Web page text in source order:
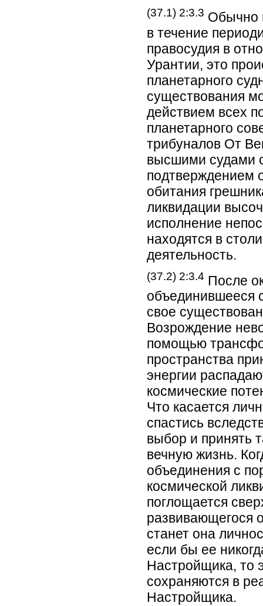
(37.1) 2:3.3 Обычно
в течение
правосудия в
Урантии, это
планетарного
существования
действием всех
планетарного
трибуналов От
высшими судами
подтверждением
обитания
ликвидации
исполнение
находятся в
деятельность.
(37.2) 2:3.4 После
объединившееся
свое
Возрождение
помощью
пространства
энергии
космические
Что касается
спастись
выбор и принять
вечную жизнь.
объединения с
космической
поглощается
развивающегося
станет она
если бы ее
Настройщика, то
сохраняются в
Настройщика.